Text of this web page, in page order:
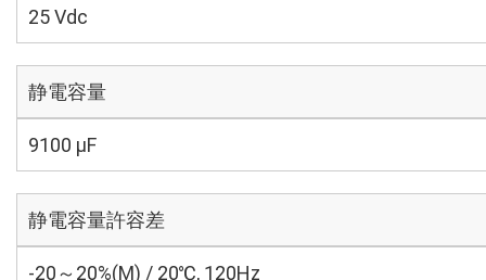
25 Vdc
静電容量
9100 µF
静電容量許容差
-20～20%(M) / 20℃, 120Hz